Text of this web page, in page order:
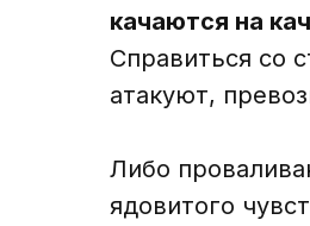
качаются на
Справиться со
атакуют,
Либо
ядовитого